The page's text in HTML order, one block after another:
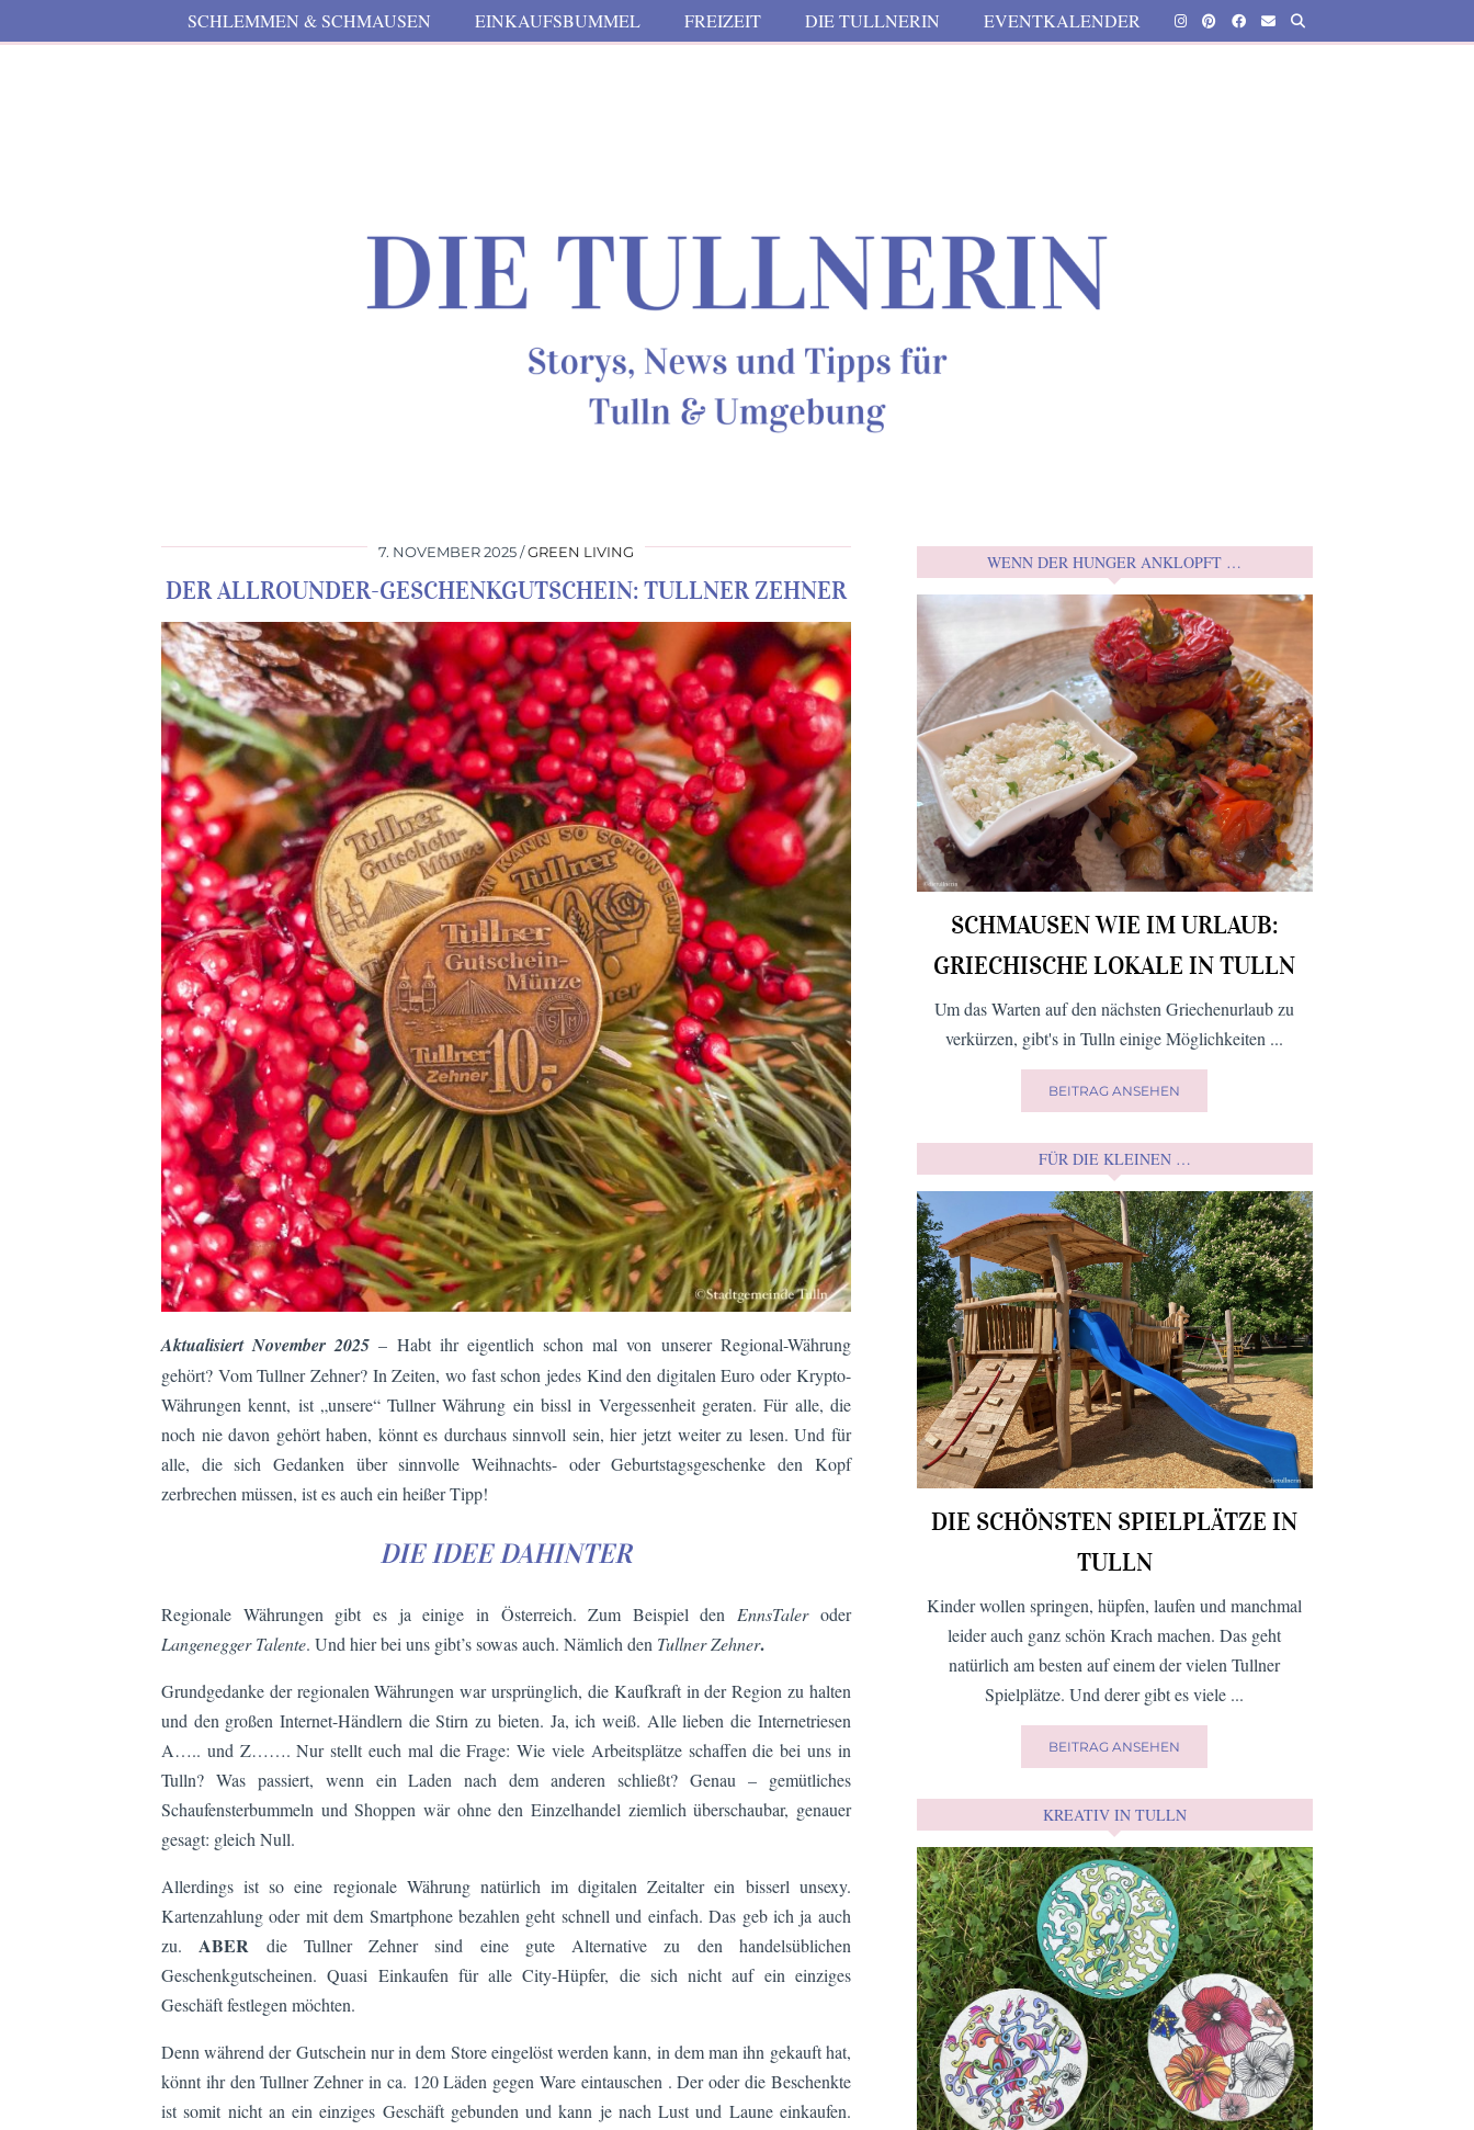
SCHLEMMEN & SCHMAUSEN EINKAUFSBUMMEL FREIZEIT DIE TULLNERIN EVENTKALENDER
7. NOVEMBER 2025 GREEN LIVING
DER ALLROUNDER-GESCHENKGUTSCHEIN: TULLNER ZEHNER
Aktualisiert November 2025 – Habt ihr eigentlich schon mal von unserer Regional-Währung
gehört? Vom Tullner Zehner? In Zeiten, wo fast schon jedes Kind den digitalen Euro oder Krypto-
Währungen kennt, ist „unsere“ Tullner Währung ein bissl in Vergessenheit geraten. Für alle, die
noch nie davon gehört haben, könnt es durchaus sinnvoll sein, hier jetzt weiter zu lesen. Und für
alle, die sich Gedanken über sinnvolle Weihnachts- oder Geburtstagsgeschenke den Kopf
zerbrechen müssen, ist es auch ein heißer Tipp!
DIE IDEE DAHINTER
Regionale Währungen gibt es ja einige in Österreich. Zum Beispiel denEnnsTaleroder
Langenegger Talente. Und hier bei uns gibt’s sowas auch. Nämlich den Tullner Zehner.
Grundgedanke der regionalen Währungen war ursprünglich, die Kaufkraft in der Region zu halten
und den großen Internet-Händlern die Stirn zu bieten. Ja, ich weiß. Alle lieben die Internetriesen
A….. und Z……. Nur stellt euch mal die Frage: Wie viele Arbeitsplätze schaffen die bei uns in
Tulln? Was passiert, wenn ein Laden nach dem anderen schließt? Genau – gemütliches
Schaufensterbummeln und Shoppen wär ohne den Einzelhandel ziemlich überschaubar, genauer
gesagt: gleich Null.
Allerdings ist so eine regionale Währung natürlich im digitalen Zeitalter ein bisserl unsexy.
Kartenzahlung oder mit dem Smartphone bezahlen geht schnell und einfach. Das geb ich ja auch
zu.ABER die Tullner Zehner sind eine gute Alternative zu den handelsüblichen
Geschenkgutscheinen. Quasi Einkaufen für alle City-Hüpfer, die sich nicht auf ein einziges
Geschäft festlegen möchten.
Denn während der Gutschein nur in dem Store eingelöst werden kann, in dem man ihn gekauft hat,
könnt ihr den Tullner Zehner in ca. 120 Läden gegen Ware eintauschen . Der oder die Beschenkte
ist somit nicht an ein einziges Geschäft gebunden und kann je nach Lust und Laune einkaufen.
WENN DER HUNGER ANKLOPFT …
SCHMAUSEN WIE IM URLAUB:
GRIECHISCHE LOKALE IN TULLN
Um das Warten auf den nächsten Griechenurlaub zu
verkürzen, gibt's in Tulln einige Möglichkeiten ...
BEITRAG ANSEHEN
FÜR DIE KLEINEN …
DIE SCHÖNSTEN SPIELPLÄTZE IN
TULLN
Kinder wollen springen, hüpfen, laufen und manchmal
leider auch ganz schön Krach machen. Das geht
natürlich am besten auf einem der vielen Tullner
Spielplätze. Und derer gibt es viele ...
BEITRAG ANSEHEN
KREATIV IN TULLN